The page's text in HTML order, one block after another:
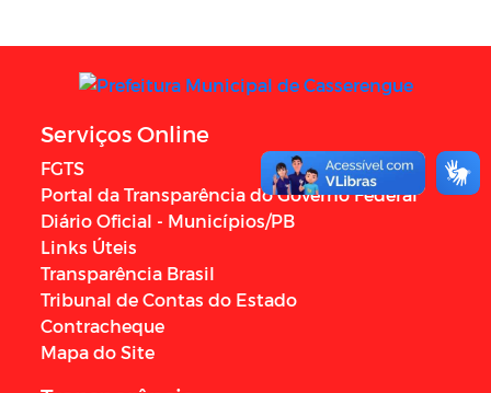
Serviços Online
FGTS
Portal da Transparência do Governo Federal
Diário Oficial - Municípios/PB
Links Úteis
Transparência Brasil
Tribunal de Contas do Estado
Contracheque
Mapa do Site